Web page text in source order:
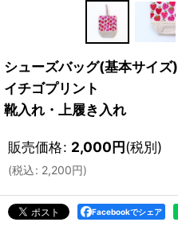
シューズバッグ(基本サイズ)
イチゴプリント
靴入れ・上履き入れ
販売価格: 2,000円(税別)
(税込: 2,200円)
Facebookでシェア